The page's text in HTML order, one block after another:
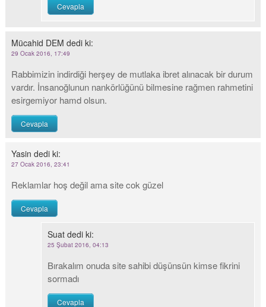
Cevapla
Mücahid DEM dedi ki:
29 Ocak 2016, 17:49
Rabbimizin indirdiği herşey de mutlaka ibret alınacak bir durum
vardır. İnsanoğlunun nankörlüğünü bilmesine rağmen rahmetini
esirgemiyor hamd olsun.
Cevapla
Yasin dedi ki:
27 Ocak 2016, 23:41
Reklamlar hoş değil ama site cok güzel
Cevapla
Suat dedi ki:
25 Şubat 2016, 04:13
Bırakalım onuda site sahibi düşünsün kimse fikrini
sormadı
Cevapla